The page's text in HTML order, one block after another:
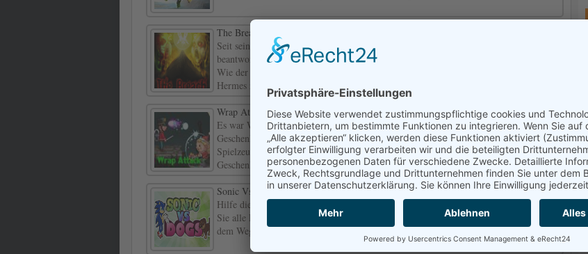
The Breach
Seit seiner Ankunft in den Orbit des G-54 die Hermes, ein Prototyp Starship nicht
beantworten jede Kommunikation noch hat Sie geben kein Lebenszeichen von sich.
Wie der Leiter der Sicherheit der G-54 es ist Sergei ' s job zu gehen an Bord der
Hermes zu sehen, was passiert .Was Art von horror Sergei ..
Wrap Attack
Es war Weihnachten und Arzt das Zass hasste diese Zeit des Jahres. Er erhielt nie alle
Geschenke von Santa. Also in diesem Jahr, er entführt ihn! Arzt das Zass bringt alle
Spielzeuge zum Leben und setzt Sie frei, damit in diesem Jahr niemand erhalten
Geschenke von Santa! Aber ein junge namens Tommy..
Sonic Vs Dogs
Hilfe dieses kleine sonic zu erreichen sein Zuhause innerhalb der Frist und sammeln
Sie alle Edelsteine auf dem Weg zu verdienen mehr Punkte. Mit der roten Münze auf
dem Weg zu verstecken, die Hunde für ein paar Sekunden.